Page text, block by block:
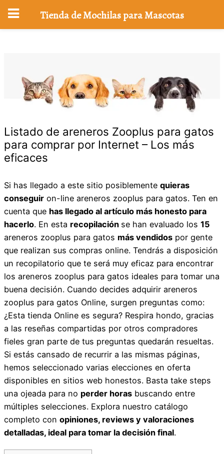
Listado de areneros Zooplus para gatos
para comprar por Internet – Los más
eficaces
Si has llegado a este sitio posiblemente quieras
conseguir on-line areneros zooplus para gatos. Ten en
cuenta que has llegado al artículo más honesto para
hacerlo. En esta recopilación se han evaluado los 15
areneros zooplus para gatos más vendidos por gente
que realizan sus compras online. Tendrás a disposición
un recopilatorio que te será muy eficaz para encontrar
los areneros zooplus para gatos ideales para tomar una
buena decisión. Cuando decides adquirir areneros
zooplus para gatos Online, surgen preguntas como:
¿Esta tienda Online es segura? Respira hondo, gracias
a las reseñas compartidas por otros compradores
fieles gran parte de tus preguntas quedarán resueltas.
Si estás cansado de recurrir a las mismas páginas,
hemos seleccionado varias elecciones en oferta
disponibles en sitios web honestos. Basta take steps
una ojeada para no perder horas buscando entre
múltiples selecciones. Explora nuestro catálogo
completo con opiniones, reviews y valoraciones
detalladas, ideal para tomar la decisión final.
Tienda de Mochilas para Mascotas